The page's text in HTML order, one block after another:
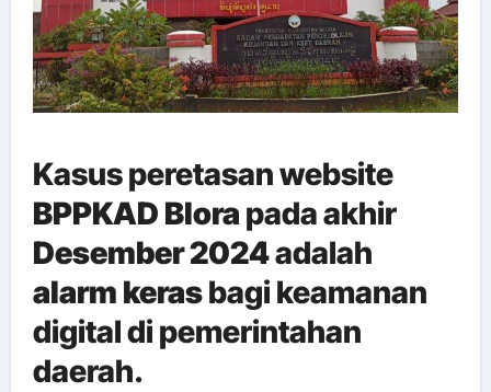
Kasus peretasan website
BPPKAD Blora pada akhir
Desember 2024adalah
alarm kerasbagi keamanan
digital di pemerintahan
daerah.